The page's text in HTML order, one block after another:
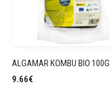
ALGAMAR KOMBU BIO 100G
9.66€